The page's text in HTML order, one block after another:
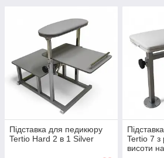
Підставка для педикюру
Tertio Hard 2 в 1 Silver
Tertio 7 з
висоти